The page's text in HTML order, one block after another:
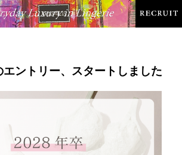
エントリー、スタートしました